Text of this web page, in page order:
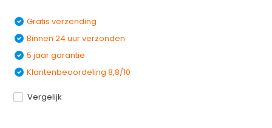
Gratis verzending
Binnen 24 uur verzonden
5 jaar garantie
Klantenbeoordeling 8,8/10
Vergelijk